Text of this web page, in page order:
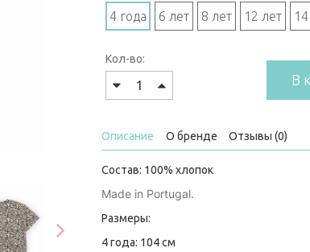
4 года 6 лет 8 лет 12 лет
Кол-во:
В
Описание О бренде Отзывы (0)
Состав: 100% хлопок
Made in Portugal.
Размеры:
4 года: 104 см